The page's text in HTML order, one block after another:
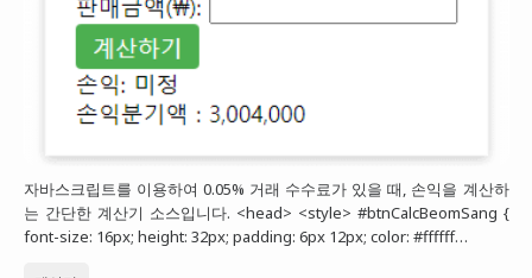
자바스크립트를 이용하여 0.05% 거래 수수료가 있을 때, 손익을 계산하
는 간단한 계산기 소스입니다. <head> <style> #btnCalcBeomSang {
font-size: 16px; height: 32px; padding: 6px 12px; color: #ffffff…